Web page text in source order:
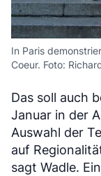
In Paris
Coeur. Foto:
Das soll auch
Januar in der
Auswahl der
auf
sagt Wadle.